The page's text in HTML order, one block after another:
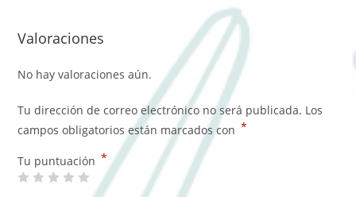
Valoraciones
No hay valoraciones aún.
Tu dirección de correo electrónico no será publicada. Los
campos obligatorios están marcados con *
Tu puntuación *